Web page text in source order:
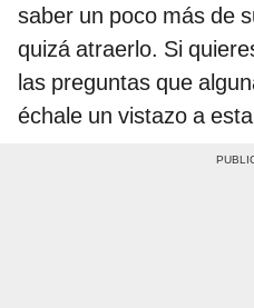
saber un poco más de
quizá atraerlo. Si
las preguntas que
échale un vistazo a